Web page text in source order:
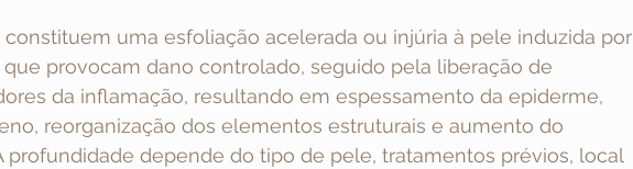
uma esfoliação acelerada ou injúria à pele induzida por
provocam dano controlado, seguido pela liberação de
da inflamação, resultando em espessamento da epiderme,
reorganização dos elementos estruturais e aumento do
profundidade depende do tipo de pele, tratamentos prévios, local